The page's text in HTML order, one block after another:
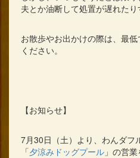
夫とか油断して処置が遅れたり
お散歩やお出かけの際は、最
ください。
【お知らせ】
7月30日（土）より、わんダフ
「夕涼みドッグプール 」の営業